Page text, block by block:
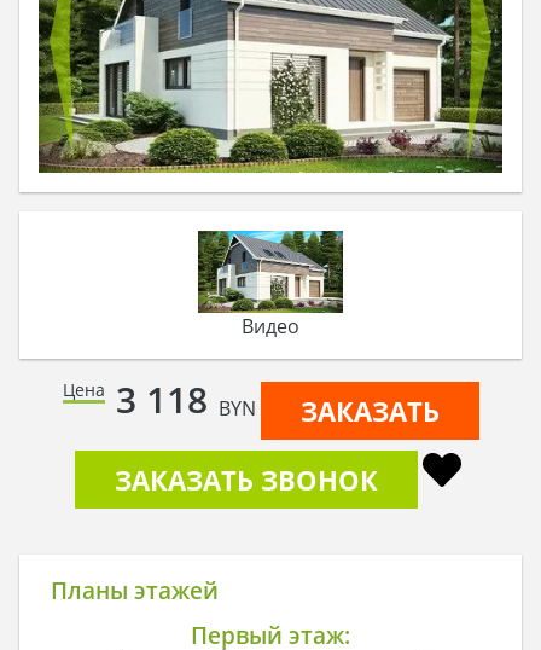
Видео
Цена 3 118 BYN
ЗАКАЗАТЬ
ЗАКАЗАТЬ ЗВОНОК
Планы этажей
Первый этаж: